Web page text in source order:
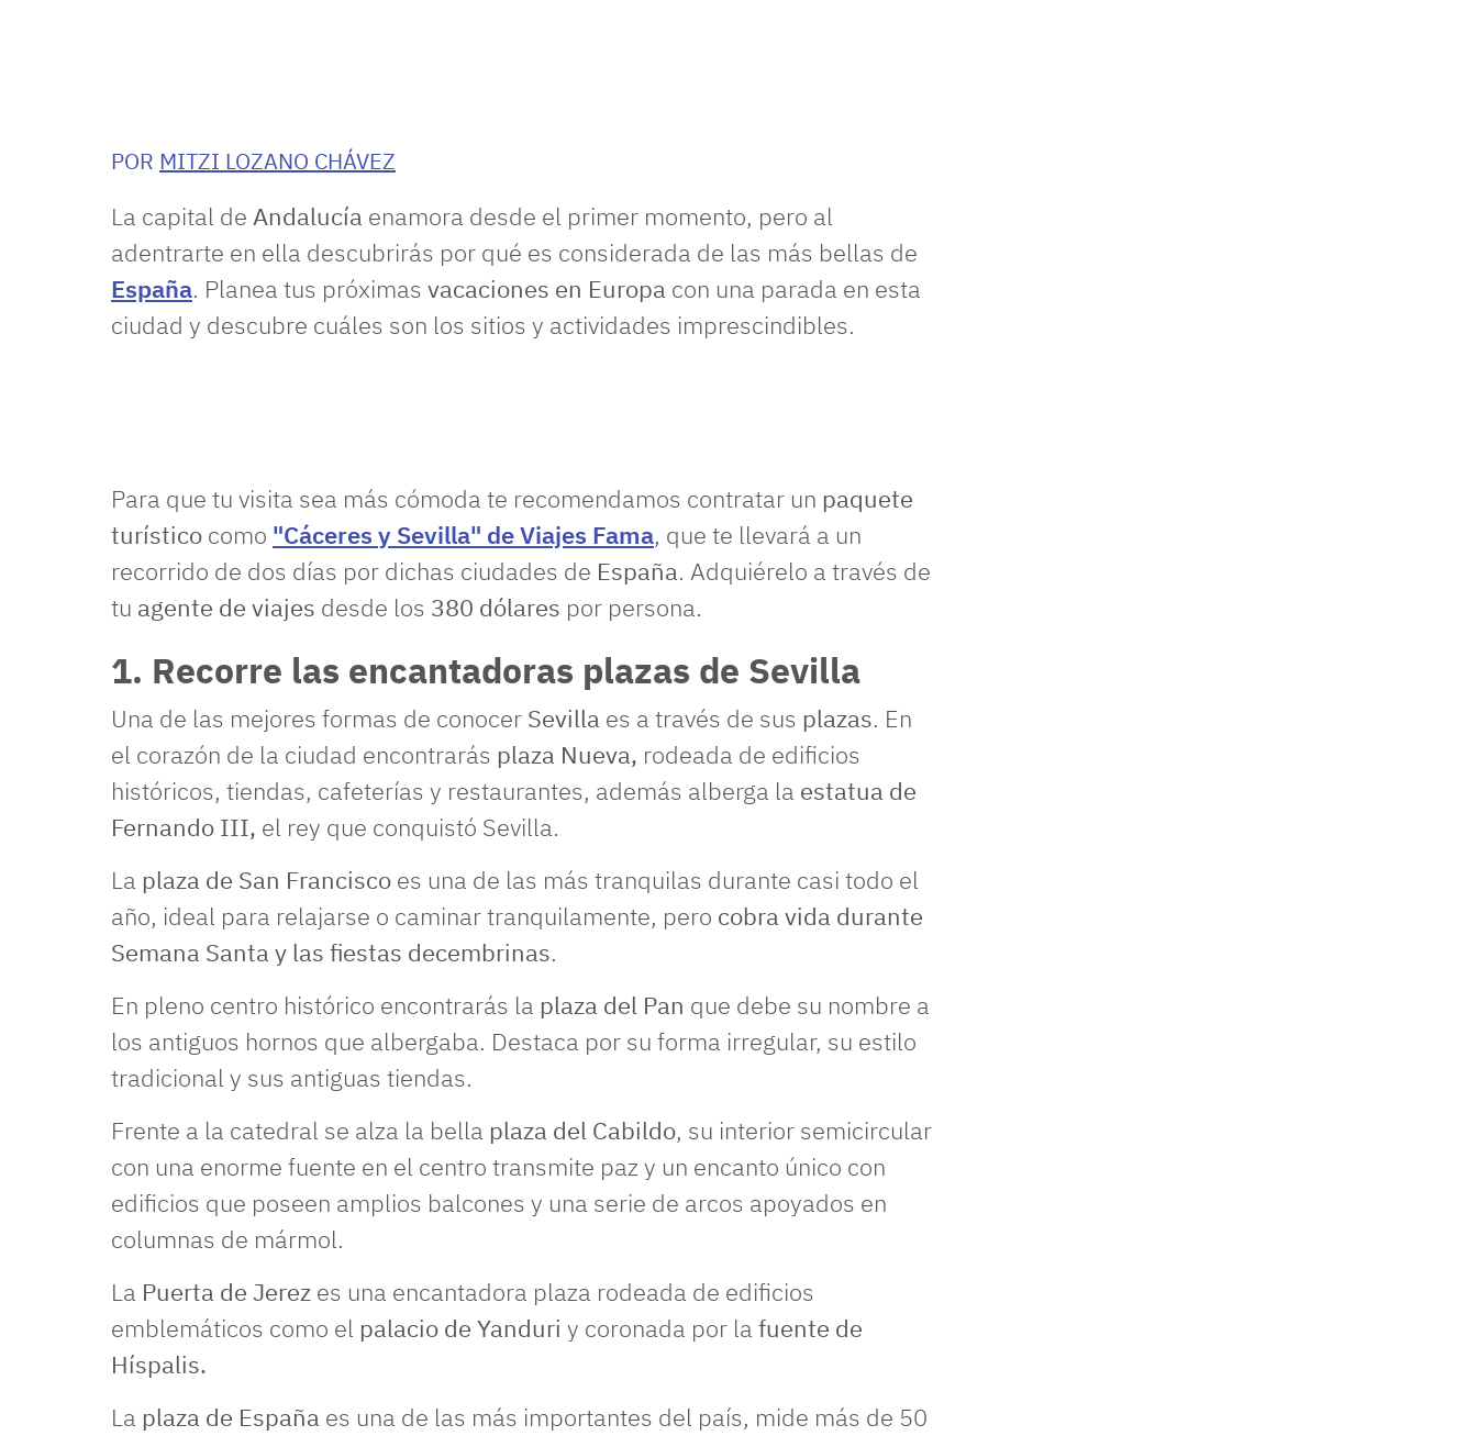
POR MITZI LOZANO CHÁVEZ
La capital de Andalucía enamora desde el primer momento, pero al
adentrarte en ella descubrirás por qué es considerada de las más bellas de
España. Planea tus próximas vacaciones en Europa con una parada en esta
ciudad y descubre cuáles son los sitios y actividades imprescindibles.
Para que tu visita sea más cómoda te recomendamos contratar un paquete
turístico como "Cáceres y Sevilla" de Viajes Fama, que te llevará a un
recorrido de dos días por dichas ciudades de España. Adquiérelo a través de
tu agente de viajes desde los 380 dólares por persona.
1. Recorre las encantadoras plazas de Sevilla
Una de las mejores formas de conocer Sevilla es a través de sus plazas. En
el corazón de la ciudad encontrarás plaza Nueva, rodeada de edificios
históricos, tiendas, cafeterías y restaurantes, además alberga la estatua de
Fernando III, el rey que conquistó Sevilla.
La plaza de San Francisco es una de las más tranquilas durante casi todo el
año, ideal para relajarse o caminar tranquilamente, pero cobra vida durante
Semana Santa y las fiestas decembrinas.
En pleno centro histórico encontrarás la plaza del Pan que debe su nombre a
los antiguos hornos que albergaba. Destaca por su forma irregular, su estilo
tradicional y sus antiguas tiendas.
Frente a la catedral se alza la bella plaza del Cabildo, su interior semicircular
con una enorme fuente en el centro transmite paz y un encanto único con
edificios que poseen amplios balcones y una serie de arcos apoyados en
columnas de mármol.
La Puerta de Jerez es una encantadora plaza rodeada de edificios
emblemáticos como el palacio de Yanduri y coronada por la fuente de
Híspalis.
La plaza de España es una de las más importantes del país, mide más de 50